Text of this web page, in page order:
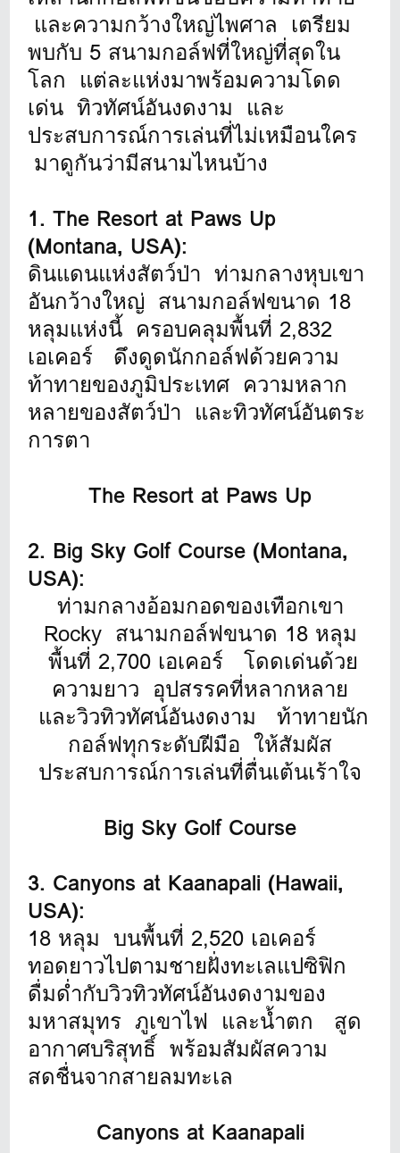
และความกว้างใหญ่ไพศาล เตรียม
พบกับ 5 สนามกอล์ฟที่ใหญ่ที่สุดใน
โลก แต่ละแห่งมาพร้อมความโดด
เด่น ทิวทัศน์อันงดงาม และ
ประสบการณ์การเล่นที่ไม่เหมือนใคร
มาดูกันว่ามีสนามไหนบ้าง
1. The Resort at Paws Up
(Montana, USA):
ดินแดนแห่งสัตว์ป่า ท่ามกลางหุบเขา
อันกว้างใหญ่ สนามกอล์ฟขนาด 18
หลุมแห่งนี้ ครอบคลุมพื้นที่ 2,832
เอเคอร์ ดึงดูดนักกอล์ฟด้วยความ
ท้าทายของภูมิประเทศ ความหลาก
หลายของสัตว์ป่า และทิวทัศน์อันตระ
การตา
The Resort at Paws Up
2. Big Sky Golf Course (Montana,
USA):
ท่ามกลางอ้อมกอดของเทือกเขา
Rocky สนามกอล์ฟขนาด 18 หลุม
พื้นที่ 2,700 เอเคอร์ โดดเด่นด้วย
ความยาว อุปสรรคที่หลากหลาย
และวิวทิวทัศน์อันงดงาม ท้าทายนัก
กอล์ฟทุกระดับฝีมือ ให้สัมผัส
ประสบการณ์การเล่นที่ตื่นเต้นเร้าใจ
Big Sky Golf Course
3. Canyons at Kaanapali (Hawaii,
USA):
18 หลุม บนพื้นที่ 2,520 เอเคอร์
ทอดยาวไปตามชายฝั่งทะเลแปซิฟิก
ดื่มด่ำกับวิวทิวทัศน์อันงดงามของ
มหาสมุทร ภูเขาไฟ และน้ำตก สูด
อากาศบริสุทธิ์ พร้อมสัมผัสความ
สดชื่นจากสายลมทะเล
Canyons at Kaanapali